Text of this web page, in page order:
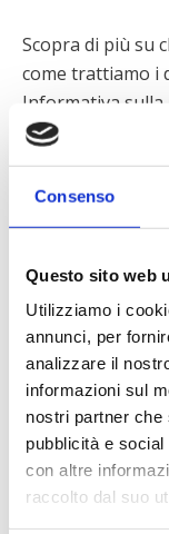
Consenso
Questo sito web
Utilizziamo i
annunci, per
analizzare il
informazioni sul
nostri partner che
pubblicità e
con altre
raccolto dal suo
Scopra di più su
come trattiamo i
Informativa sulla
Specifica l’ID del
hai contattati
Il tuo stato
Modifica
Dichiarazione
24/07/2023 da